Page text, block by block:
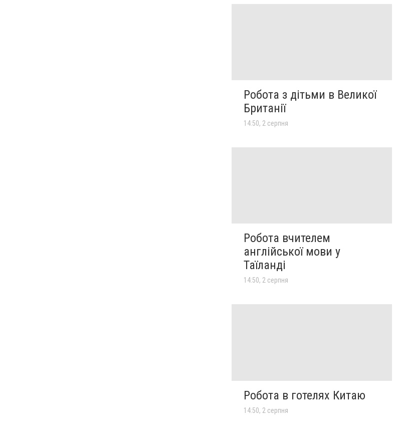
Робота з дітьми в Великої
Британії
14:50, 2 серпня
Робота вчителем
англійської мови у
Таїланді
14:50, 2 серпня
Робота в готелях Китаю
14:50, 2 серпня